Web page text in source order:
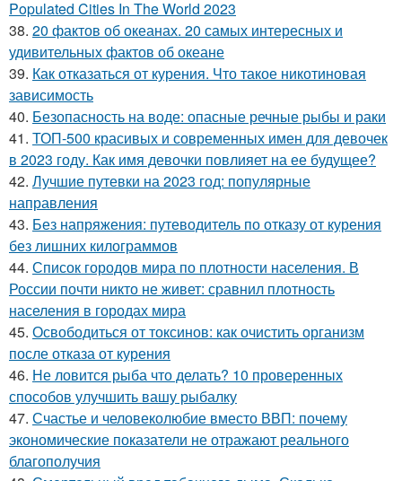
Populated Cities In The World 2023
38. 20 фактов об океанах. 20 самых интересных и
удивительных фактов об океане
39. Как отказаться от курения. Что такое никотиновая
зависимость
40. Безопасность на воде: опасные речные рыбы и раки
41. ТОП-500 красивых и современных имен для девочек
в 2023 году. Как имя девочки повлияет на ее будущее?
42. Лучшие путевки на 2023 год: популярные
направления
43. Без напряжения: путеводитель по отказу от курения
без лишних килограммов
44. Список городов мира по плотности населения. В
России почти никто не живет: сравнил плотность
населения в городах мира
45. Освободиться от токсинов: как очистить организм
после отказа от курения
46. Не ловится рыба что делать? 10 проверенных
способов улучшить вашу рыбалку
47. Счастье и человеколюбие вместо ВВП: почему
экономические показатели не отражают реального
благополучия